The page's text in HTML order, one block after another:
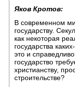
Яков Кротов:
В современном
государству.
как некоторая
государства
это и
государство
христианству,
строительстве?